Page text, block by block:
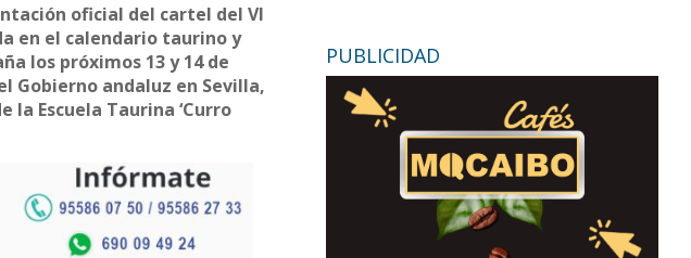
oficial del cartel del VI
en el calendario taurino y
los próximos 13 y 14 de
Gobierno andaluz en Sevilla,
la Escuela Taurina ‘Curro
PUBLICIDAD